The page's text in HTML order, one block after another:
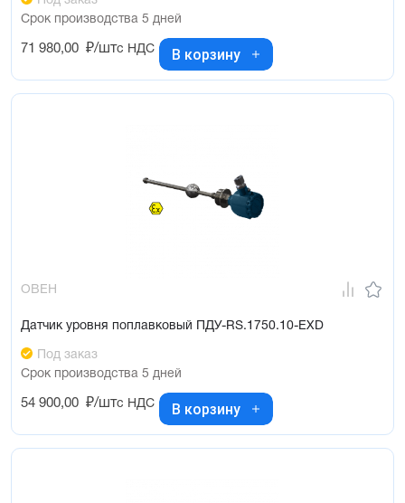
Срок производства 5 дней
71 980,00 ₽/штс НДС В корзину
ОВЕН
Датчик уровня поплавковый ПДУ-RS.1750.10-ЕХD
Под заказ
Срок производства 5 дней
54 900,00 ₽/штс НДС В корзину